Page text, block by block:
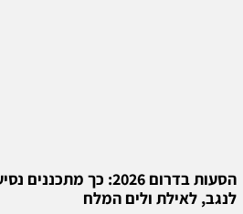
הסעות בדרום 2026: כך
לנגב, לאילת ולים המלח